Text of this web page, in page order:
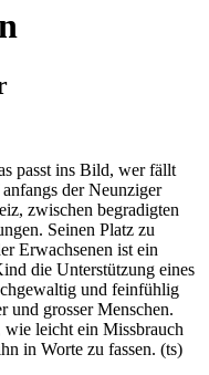
passt ins Bild, wer fällt
der Neunziger
zwischen begradigten
Seinen Platz zu
Erwachsenen ist ein
die Unterstützung eines
und feinfühlig
grosser Menschen.
leicht ein Missbrauch
in Worte zu fassen. (ts)